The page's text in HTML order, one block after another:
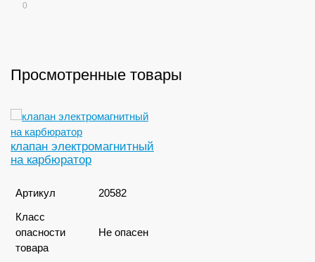
0
Просмотренные товары
клапан электромагнитный
на карбюратор
Артикул
20582
Класс
опасности
товара
Не опасен